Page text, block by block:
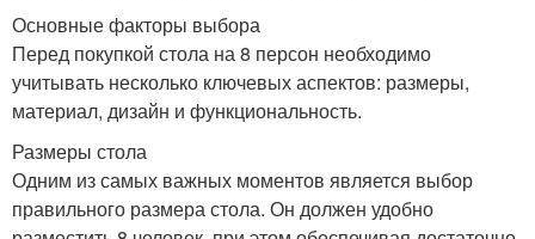
Основные факторы выбора
Перед покупкой стола на 8 персон необходимо
учитывать несколько ключевых аспектов: размеры,
материал, дизайн и функциональность.
Размеры стола
Одним из самых важных моментов является выбор
правильного размера стола. Он должен удобно